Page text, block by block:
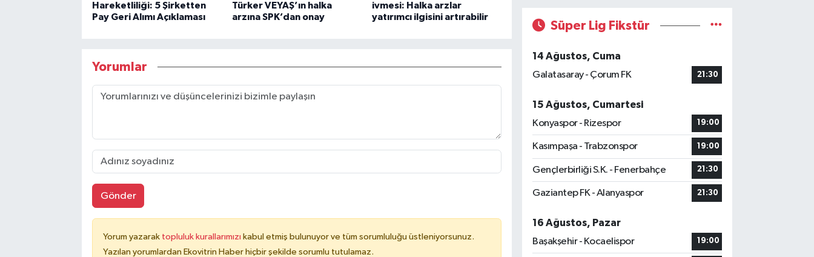
Hareketliliği: 5 Şirketten
Pay Geri Alımı Açıklaması
Türker VEYAŞ’ın halka
arzına SPK’dan onay
ivmesi: Halka arzlar
yatırımcı ilgisini artırabilir
Yorumlar
Gönder
Yorum yazarak topluluk kurallarımızı kabul etmiş bulunuyor ve tüm sorumluluğu üstleniyorsunuz.
Yazılan yorumlardan Ekovitrin Haber hiçbir şekilde sorumlu tutulamaz.
Süper Lig Fikstür
14 Ağustos, Cuma
Galatasaray - Çorum FK
21:30
15 Ağustos, Cumartesi
Konyaspor - Rizespor
19:00
Kasımpaşa - Trabzonspor 19:00
Gençlerbirliği S.K. - Fenerbahçe 21:30
Gaziantep FK - Alanyaspor 21:30
16 Ağustos, Pazar
Başakşehir - Kocaelispor
19:00